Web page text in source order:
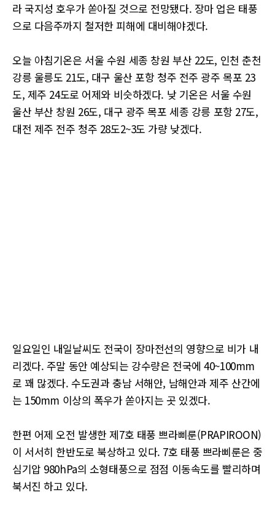
라 국지성 호우가 쏟아질 것으로 전망됐다. 장마 업은 태풍
으로 다음주까지 철저한 피해에 대비해야겠다.
오늘 아침기온은 서울 수원 세종 창원 부산 22도, 인천 춘천
강릉 울릉도 21도, 대구 울산 포항 청주 전주 광주 목포 23
도, 제주 24도로 어제와 비슷하겠다. 낮 기온은 서울 수원
울산 부산 창원 26도, 대구 광주 목포 세종 강릉 포항 27도,
대전 제주 전주 청주 28도2~3도 가량 낮겠다.
일요일인 내일날씨도 전국이 장마전선의 영향으로 비가 내
리겠다. 주말 동안 예상되는 강수량은 전국에 40~100mm
로 꽤 많겠다. 수도권과 충남 서해안, 남해안과 제주 산간에
는 150mm 이상의 폭우가 쏟아지는 곳 있겠다.
한편 어제 오전 발생한 제7호 태풍 쁘라삐룬(PRAPIROON)
이 서서히 한반도로 북상하고 있다. 7호 태풍 쁘라삐룬은 중
심기압 980hPa의 소형태풍으로 점점 이동속도를 빨리하며
북서진 하고 있다.